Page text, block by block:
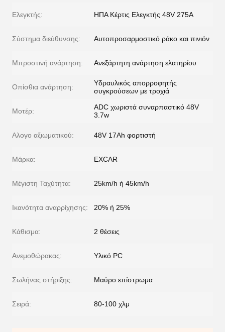
Ελεγκτής: ΗΠΑ Κέρτις Ελεγκτής 48V 275A
Σύστημα διεύθυνσης: Αυτοπροσαρμοστικό ράκο και πινιόν
Μπροστινή ανάρτηση: Ανεξάρτητη ανάρτηση ελατηρίου
Οπίσθια ανάρτηση:
Υδραυλικός απορροφητής
συγκρούσεων με τροχιά
Μοτέρ:
ADC χωριστά συναρπαστικό 48V
3.7w
Αλογο αξιωματικού: 48V 17Ah φορτιστή
Μάρκα: EXCAR
Μέγιστη Ταχύτητα: 25km/h ή 45km/h
Ικανότητα αναρρίχησης: 20% ή 25%
Κάθισμα: 2 θέσεις
Ανεμοθώρακας: Υλικό PC
Σωλήνας στήριξης: Μαύρο επίστρωμα
Σειρά: 80-100 χλμ